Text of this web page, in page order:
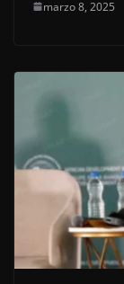
marzo 8, 2025